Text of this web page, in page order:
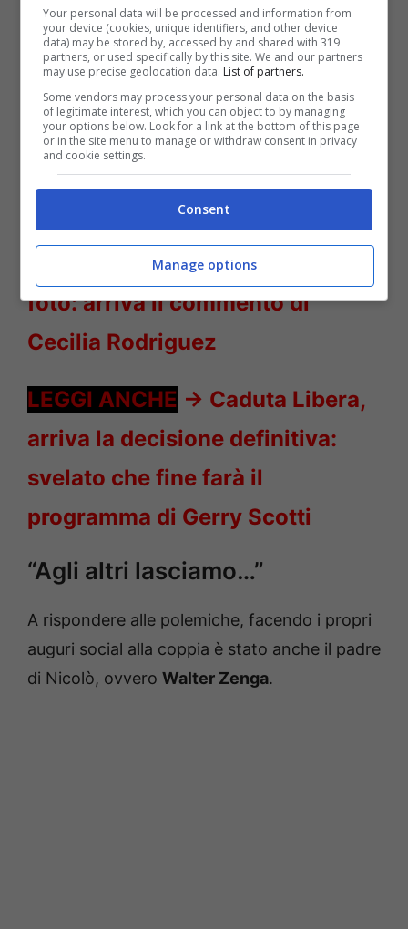
LEGGI ANCHE->Antonino
Spinalbese pubblica una sua
foto: arriva il commento di
Cecilia Rodriguez
LEGGI ANCHE -> Caduta Libera,
arriva la decisione definitiva:
svelato che fine farà il
programma di Gerry Scotti
“Agli altri lasciamo…”
A rispondere alle polemiche, facendo i propri
auguri social alla coppia è stato anche il padre
di Nicolò, ovvero Walter Zenga.
Your personal data will be processed and information from
your device (cookies, unique identifiers, and other device
data) may be stored by, accessed by and shared with 319
partners, or used specifically by this site. We and our partners
may use precise geolocation data. List of partners.
Some vendors may process your personal data on the basis
of legitimate interest, which you can object to by managing
your options below. Look for a link at the bottom of this page
or in the site menu to manage or withdraw consent in privacy
and cookie settings.
Consent
Manage options